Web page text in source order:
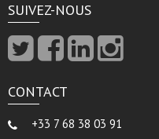
SUIVEZ-NOUS
CONTACT
+33 7 68 38 03 91